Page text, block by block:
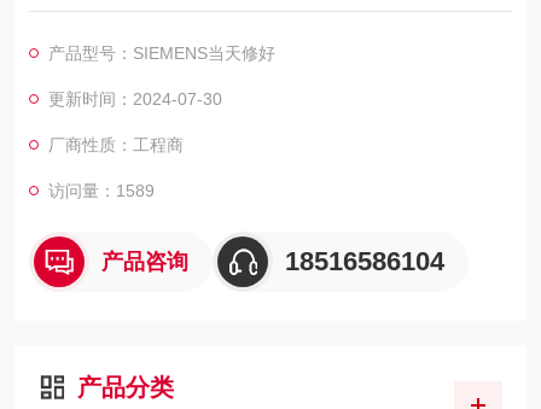
开机屏幕黑屏不亮维修，飞利浦心电监护仪开机屏幕显示白屏/花
浦心电监护仪心电图波行杂乱维修，屏幕显示的呼吸波行弱/呼吸
信号弱维修，飞利浦心电监护仪心电扫描基线漂移/漂触显示屏区
产品型号：SIEMENS当天修好
更新时间：2024-07-30
厂商性质：工程商
访问量：1589
产品咨询 18516586104
产品分类